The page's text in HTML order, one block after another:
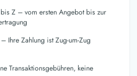
Z – vom ersten Angebot bis zur
Ihre Zahlung ist Zug-um-Zug
Transaktionsgebühren, keine